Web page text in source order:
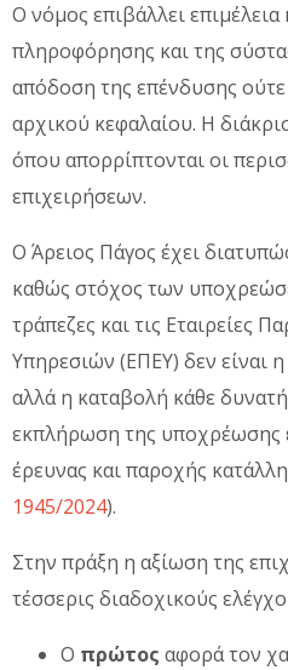
Ο νόμος επιβάλλει
πληροφόρησης και της
απόδοση της επένδυσης
αρχικού κεφαλαίου. Η
όπου απορρίπτονται οι
επιχειρήσεων.
Ο Άρειος Πάγος έχει
καθώς στόχος των
τράπεζες και τις Εταιρείες
Υπηρεσιών (ΕΠΕΥ) δεν είναι
αλλά η καταβολή κάθε
εκπλήρωση της υποχρέωσης
έρευνας και παροχής
1945/2024).
Στην πράξη η αξίωση της
τέσσερις διαδοχικούς
Ο πρώτος αφορά τον